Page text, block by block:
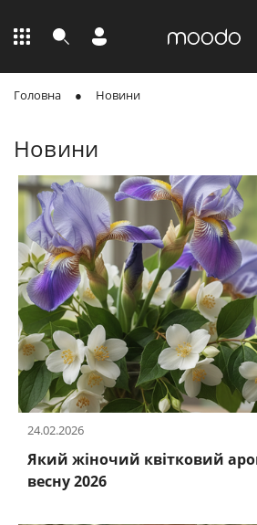
Головна Новини
Новини
24.02.2026
Який жіночий квітковий
весну 2026